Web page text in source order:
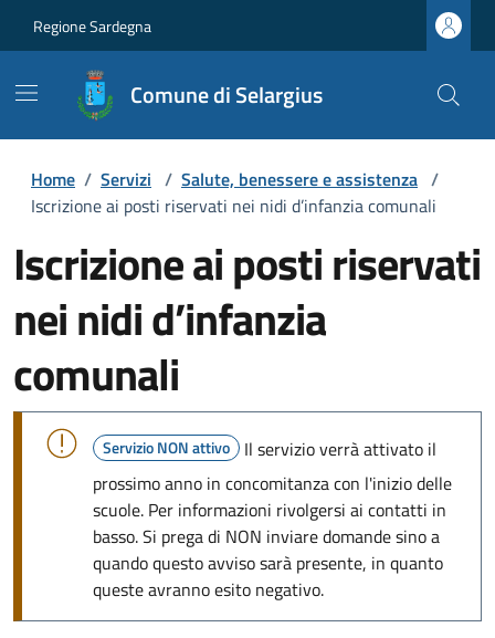
Regione Sardegna
Comune di Selargius
Home / Servizi / Salute, benessere e assistenza /
Iscrizione ai posti riservati nei nidi d’infanzia comunali
Iscrizione ai posti riservati
nei nidi d’infanzia
comunali
Servizio NON attivo
Il servizio verrà attivato il
prossimo anno in concomitanza con l'inizio delle
scuole. Per informazioni rivolgersi ai contatti in
basso. Si prega di NON inviare domande sino a
quando questo avviso sarà presente, in quanto
queste avranno esito negativo.